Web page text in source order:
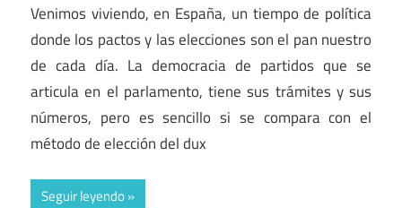
Venimos viviendo, en España, un tiempo de política
donde los pactos y las elecciones son el pan nuestro
de cada día. La democracia de partidos que se
articula en el parlamento, tiene sus trámites y sus
números, pero es sencillo si se compara con el
método de elección del dux
Seguir leyendo